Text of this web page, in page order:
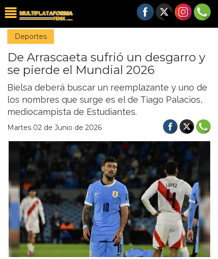
Deportes
De Arrascaeta sufrió un desgarro y
se pierde el Mundial 2026
Bielsa deberá buscar un reemplazante y uno de
los nombres que surge es el de Tiago Palacios,
mediocampista de Estudiantes.
Martes 02 de Junio de 2026